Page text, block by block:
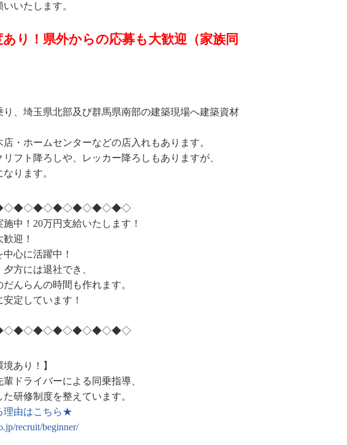
いたします。
り！県外からの応募も大歓迎（家族同
り、埼玉県北部及び群馬県南部の建築現場へ建築資材
・ホームセンターなどの店入れもあります。
フト降ろしや、レッカー降ろしもありますが、
ります。
中！20万円支給いたします！
迎！
中心に活躍中！
方には退社でき、
んらんの時間も作れます。
定しています！
あり！】
ドライバーによる同乗指導、
研修制度を整えています。
理由はこちら★
recruit/beginner/